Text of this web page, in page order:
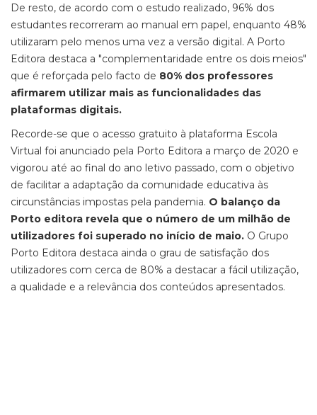
De resto, de acordo com o estudo realizado, 96% dos
estudantes recorreram ao manual em papel, enquanto 48%
utilizaram pelo menos uma vez a versão digital. A Porto
Editora destaca a "complementaridade entre os dois meios"
que é reforçada pelo facto de 80% dos professores
afirmarem utilizar mais as funcionalidades das
plataformas digitais.
Recorde-se que o acesso gratuito à plataforma Escola
Virtual foi anunciado pela Porto Editora a março de 2020 e
vigorou até ao final do ano letivo passado, com o objetivo
de facilitar a adaptação da comunidade educativa às
circunstâncias impostas pela pandemia. O balanço da
Porto editora revela que o número de um milhão de
utilizadores foi superado no início de maio. O Grupo
Porto Editora destaca ainda o grau de satisfação dos
utilizadores com cerca de 80% a destacar a fácil utilização,
a qualidade e a relevância dos conteúdos apresentados.